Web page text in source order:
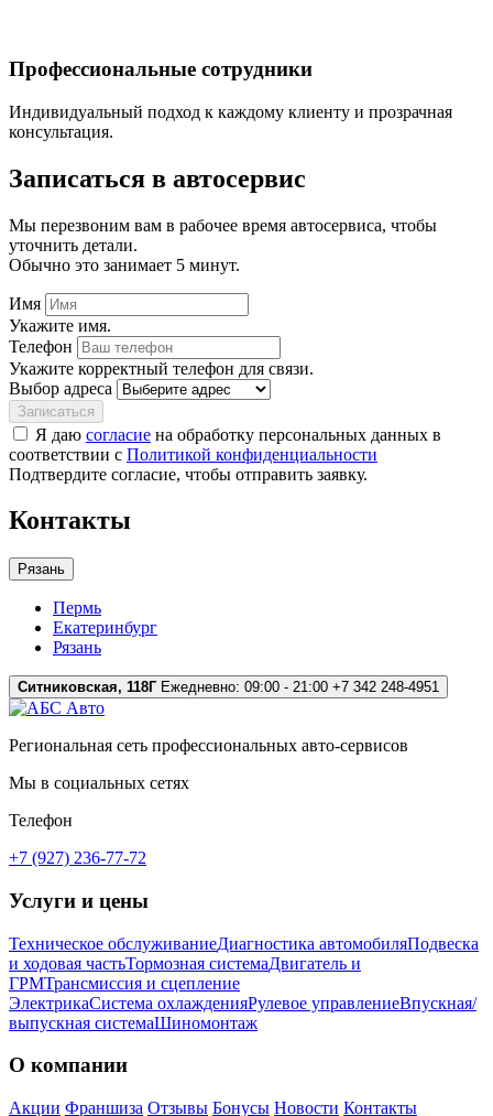
Профессиональные сотрудники
Индивидуальный подход к каждому клиенту и прозрачная
консультация.
Записаться в автосервис
Мы перезвоним вам в рабочее время автосервиса, чтобы
уточнить детали.
Обычно это занимает 5 минут.
Имя
Укажите имя.
Телефон
Укажите корректный телефон для связи.
Выбор адреса
Записаться
Я даю согласие на обработку персональных данных в
соответствии с Политикой конфиденциальности
Подтвердите согласие, чтобы отправить заявку.
Контакты
Рязань
Пермь
Екатеринбург
Рязань
Ситниковская, 118ГЕжедневно: 09:00 - 21:00 +7 342 248-4951
Региональная сеть профессиональных авто-сервисов
Мы в социальных сетях
Телефон
+7 (927) 236-77-72
Услуги и цены
Техническое обслуживаниеДиагностика автомобиляПодвеска
и ходовая частьТормозная системаДвигатель и
ГРМТрансмиссия и сцепление
ЭлектрикаСистема охлажденияРулевое управлениеВпускная/
выпускная системаШиномонтаж
О компании
Акции Франшиза Отзывы Бонусы Новости Контакты